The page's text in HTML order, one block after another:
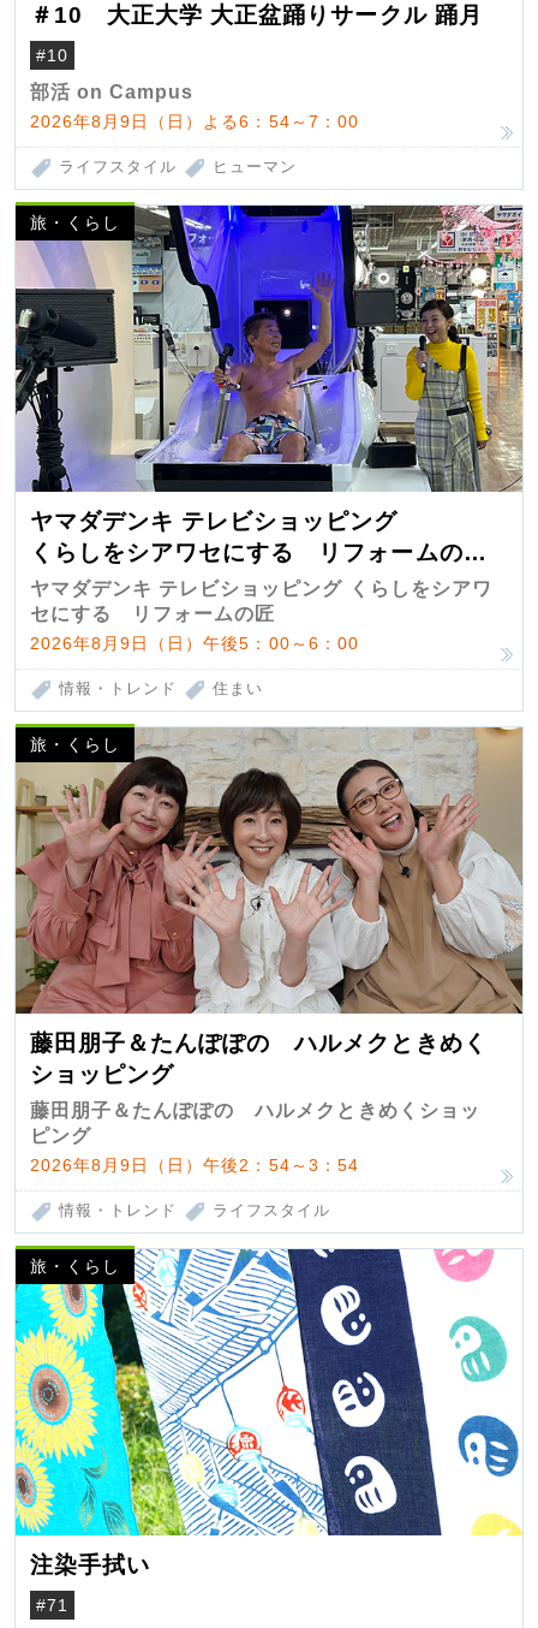
＃10 大正大学 大正盆踊りサークル 踊月
#10
部活 on Campus
2026年8月9日（日）よる6：54～7：00
ライフスタイル ヒューマン
旅・くらし
ヤマダデンキ テレビショッピング
くらしをシアワセにする リフォームの
匠 第7弾
ヤマダデンキ テレビショッピング くらしをシアワ
セにする リフォームの匠
2026年8月9日（日）午後5：00～6：00
情報・トレンド 住まい
旅・くらし
藤田朋子＆たんぽぽの ハルメクときめく
ショッピング
藤田朋子＆たんぽぽの ハルメクときめくショッ
ピング
2026年8月9日（日）午後2：54～3：54
情報・トレンド ライフスタイル
旅・くらし
注染手拭い
#71